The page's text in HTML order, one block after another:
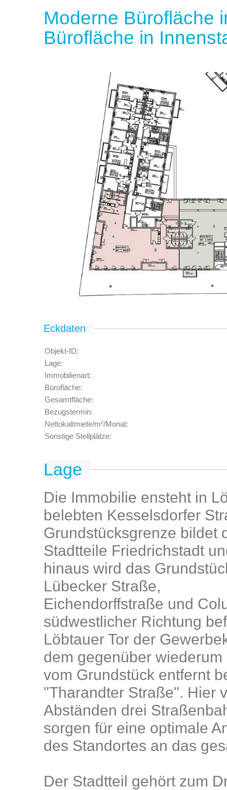
Moderne Bürofläche
Bürofläche in
Eckdaten
Objekt-ID:
Lage:
Immobilienart:
Bürofläche:
Gesamtfläche:
Bezugstermin:
Nettokaltmiete/m²/Monat:
Sonstige Stellplätze:
Lage
Die Immobilie ensteht in
belebten Kesselsdorfer
Grundstücksgrenze bildet
Stadtteile Friedrichstadt
hinaus wird das
Lübecker Straße,
Eichendorffstraße und
südwestlicher Richtung
Löbtauer Tor der
dem gegenüber
vom Grundstück entfernt
"Tharandter Straße". Hier
Abständen drei
sorgen für eine optimale
des Standortes an das
Der Stadtteil gehört zum